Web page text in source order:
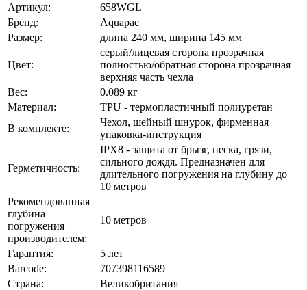
Артикул:
658WGL
Бренд:
Aquapac
Размер:
длина 240 мм, ширина 145 мм
Цвет:
серый/лицевая сторона прозрачная
полностью/обратная сторона прозрачная
верхняя часть чехла
Вес:
0.089 кг
Материал:
TPU - термопластичный полиуретан
В комплекте:
Чехол, шейный шнурок, фирменная
упаковка-инструкция
Герметичность:
IPX8 - защита от брызг, песка, грязи,
сильного дождя. Предназначен для
длительного погружения на глубину до
10 метров
Рекомендованная
глубина
погружения
производителем:
10 метров
Гарантия:
5 лет
Barcode:
707398116589
Страна:
Великобритания